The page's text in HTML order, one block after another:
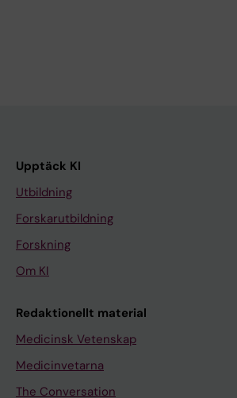
Upptäck KI
Utbildning
Forskarutbildning
Forskning
Om KI
Redaktionellt material
Medicinsk Vetenskap
Medicinvetarna
The Conversation